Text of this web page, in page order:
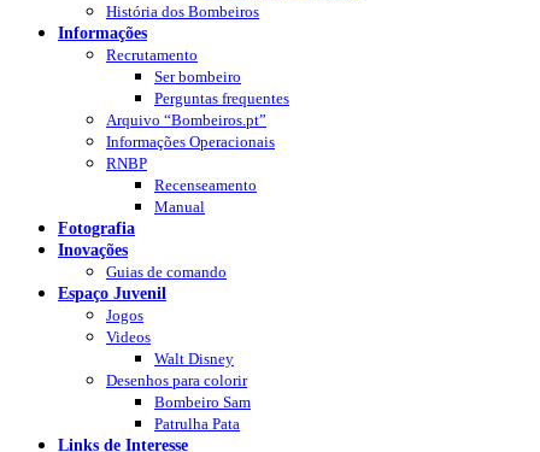
História dos Bombeiros
Informações
Recrutamento
Ser bombeiro
Perguntas frequentes
Arquivo “Bombeiros.pt”
Informações Operacionais
RNBP
Recenseamento
Manual
Fotografia
Inovações
Guias de comando
Espaço Juvenil
Jogos
Videos
Walt Disney
Desenhos para colorir
Bombeiro Sam
Patrulha Pata
Links de Interesse